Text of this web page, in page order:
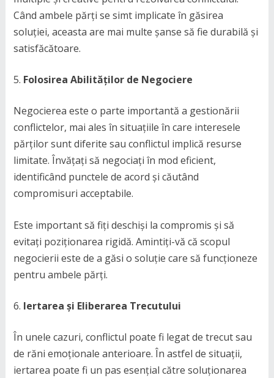
Când ambele părți se simt implicate în găsirea
soluției, aceasta are mai multe șanse să fie durabilă și
satisfăcătoare.
Folosirea Abilităților de Negociere
Negocierea este o parte importantă a gestionării
conflictelor, mai ales în situațiile în care interesele
părților sunt diferite sau conflictul implică resurse
limitate. Învățați să negociați în mod eficient,
identificând punctele de acord și căutând
compromisuri acceptabile.
Este important să fiți deschiși la compromis și să
evitați poziționarea rigidă. Amintiți-vă că scopul
negocierii este de a găsi o soluție care să funcționeze
pentru ambele părți.
Iertarea și Eliberarea Trecutului
În unele cazuri, conflictul poate fi legat de trecut sau
de răni emoționale anterioare. În astfel de situații,
iertarea poate fi un pas esențial către soluționarea